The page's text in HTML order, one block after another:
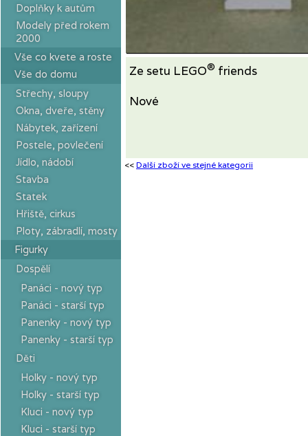
Doplňky k autům
Modely před rokem
2000
Vše co kvete a roste
Vše do domu
Střechy, sloupy
Okna, dveře, stěny
Nábytek, zařízení
Postele, povlečení
Jídlo, nádobí
Stavba
Statek
Hřiště, cirkus
Ploty, zábradlí, mosty
Figurky
Dospělí
Panáci - nový typ
Panáci - starší typ
Panenky - nový typ
Panenky - starší typ
Děti
Holky - nový typ
Holky - starší typ
Kluci - nový typ
Kluci - starší typ
Ze setu LEGO® friends
Nové
<< Další zboží ve stejné kategorii